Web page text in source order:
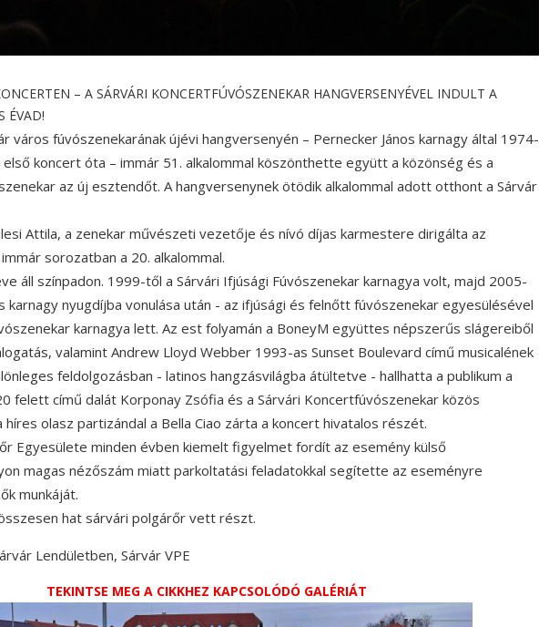
– A SÁRVÁRI KONCERTFÚVÓSZENEKAR HANGVERSENYÉVEL INDULT A
ÉVAD!
város fúvószenekarának újévi hangversenyén – Pernecker János karnagy által 1974-
koncert óta – immár 51. alkalommal köszönthette együtt a közönség és a
az új esztendőt. A hangversenynek ötödik alkalommal adott otthont a Sárvár
Attila, a zenekar művészeti vezetője és nívó díjas karmestere dirigálta az
sorozatban a 20. alkalommal.
áll színpadon. 1999-től a Sárvári Ifjúsági Fúvószenekar karnagya volt, majd 2005-
karnagy nyugdíjba vonulása után - az ifjúsági és felnőtt fúvószenekar egyesülésével
karnagya lett. Az est folyamán a BoneyM együttes népszerűs slágereiből
valamint Andrew Lloyd Webber 1993-as Sunset Boulevard című musicalének
feldolgozásban - latinos hangzásvilágba átültetve - hallhatta a publikum a
felett című dalát Korponay Zsófia és a Sárvári Koncertfúvószenekar közös
híres olasz partizándal a Bella Ciao zárta a koncert hivatalos részét.
Egyesülete minden évben kiemelt figyelmet fordít az esemény külső
magas nézőszám miatt parkoltatási feladatokkal segítette az eseményre
munkáját.
hat sárvári polgárőr vett részt.
Lendületben, Sárvár VPE
TEKINTSE MEG A CIKKHEZ KAPCSOLÓDÓ GALÉRIÁT